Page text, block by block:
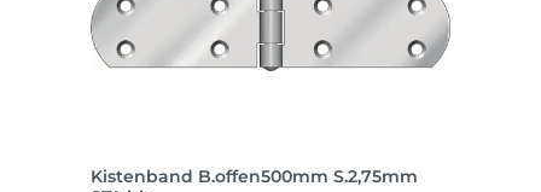
Kistenband B.offen500mm S.2,75mm